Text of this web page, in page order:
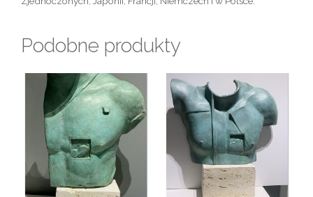
Podobne produkty